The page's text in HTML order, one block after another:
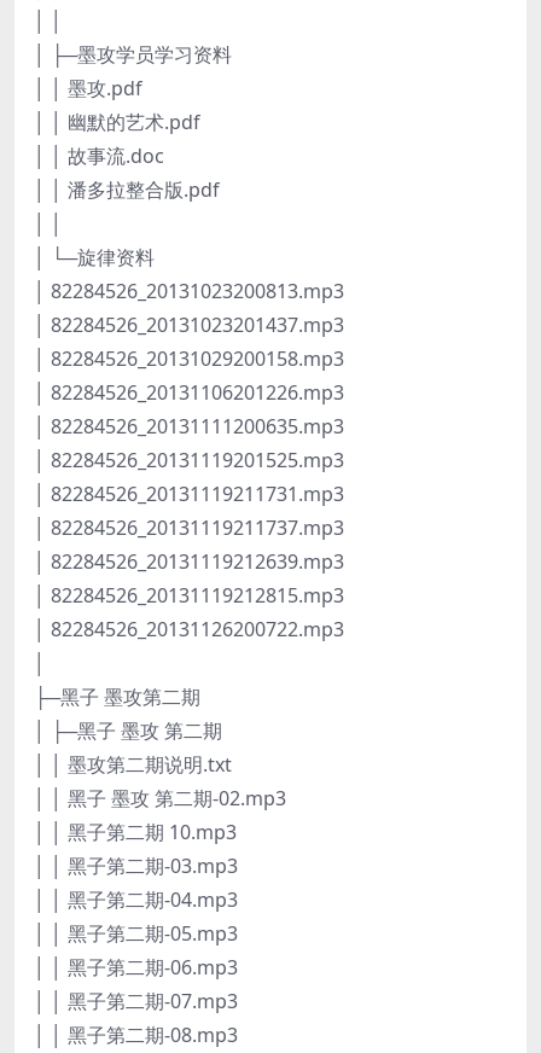
│ ├─墨攻学员学习资料
│ │ 墨攻.pdf
│ │ 幽默的艺术.pdf
│ │ 故事流.doc
│ │ 潘多拉整合版.pdf
│ └─旋律资料
│ 82284526_20131023200813.mp3
│ 82284526_20131023201437.mp3
│ 82284526_20131029200158.mp3
│ 82284526_20131106201226.mp3
│ 82284526_20131111200635.mp3
│ 82284526_20131119201525.mp3
│ 82284526_20131119211731.mp3
│ 82284526_20131119211737.mp3
│ 82284526_20131119212639.mp3
│ 82284526_20131119212815.mp3
│ 82284526_20131126200722.mp3
├─黑子 墨攻第二期
│ ├─黑子 墨攻 第二期
│ │ 墨攻第二期说明.txt
│ │ 黑子 墨攻 第二期-02.mp3
│ │ 黑子第二期 10.mp3
│ │ 黑子第二期-03.mp3
│ │ 黑子第二期-04.mp3
│ │ 黑子第二期-05.mp3
│ │ 黑子第二期-06.mp3
│ │ 黑子第二期-07.mp3
│ │ 黑子第二期-08.mp3